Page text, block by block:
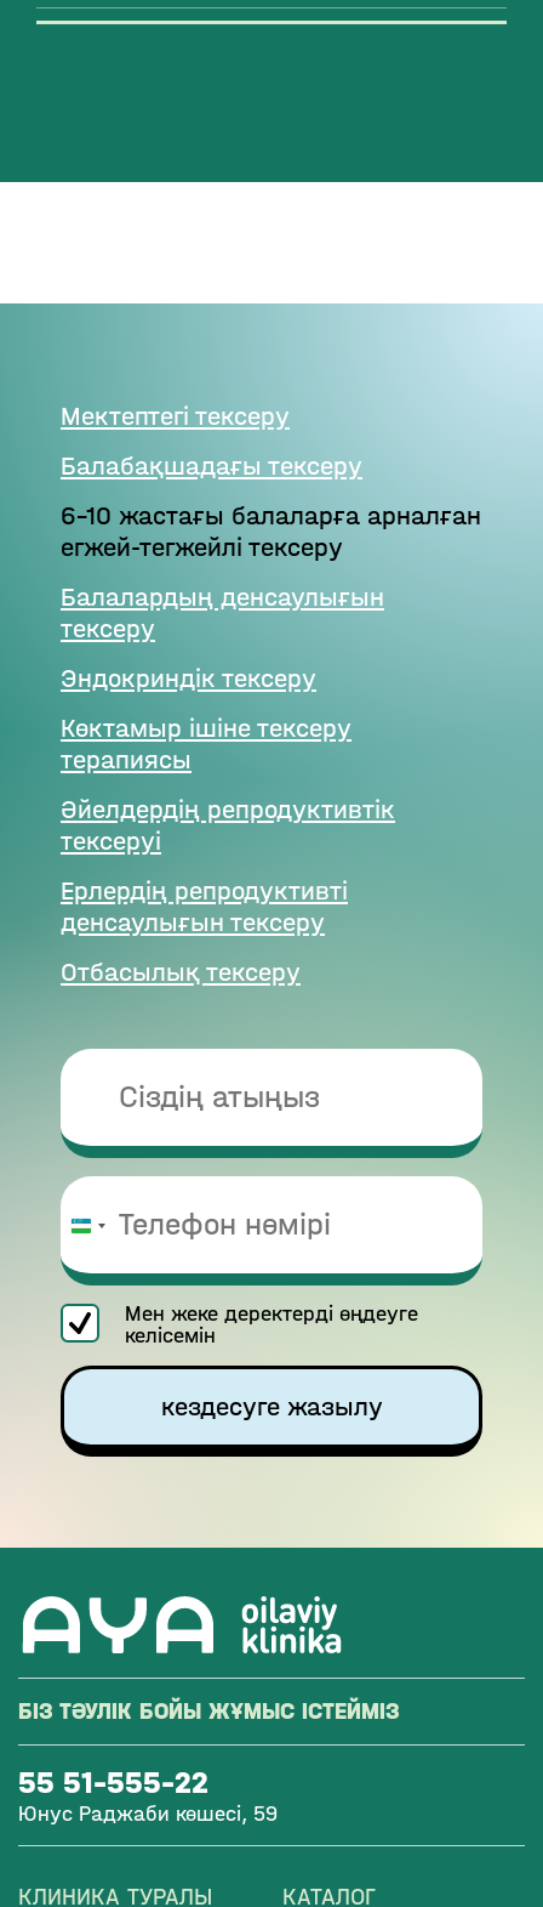
Мектептегі тексеру
Балабақшадағы тексеру
6-10 жастағы балаларға арналған
егжей-тегжейлі тексеру
Балалардың денсаулығын
тексеру
Эндокриндік тексеру
Көктамыр ішіне тексеру
терапиясы
Әйелдердің репродуктивтік
тексеруі
Ерлердің репродуктивті
денсаулығын тексеру
Отбасылық тексеру
Uzbekistan
Мен жеке деректерді өңдеуге
келісемін
кездесуге жазылу
БІЗ ТӘУЛІК БОЙЫ ЖҰМЫС ІСТЕЙМІЗ
55 51-555-22
Юнус Раджаби көшесі, 59
КЛИНИКА ТУРАЛЫ КАТАЛОГ